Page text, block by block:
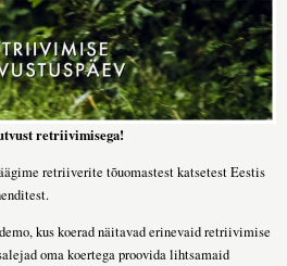
retriivimisega!
retriiverite tõuomastest katsetest Eestis
kus koerad näitavad erinevaid retriivimise
oma koertega proovida lihtsamaid